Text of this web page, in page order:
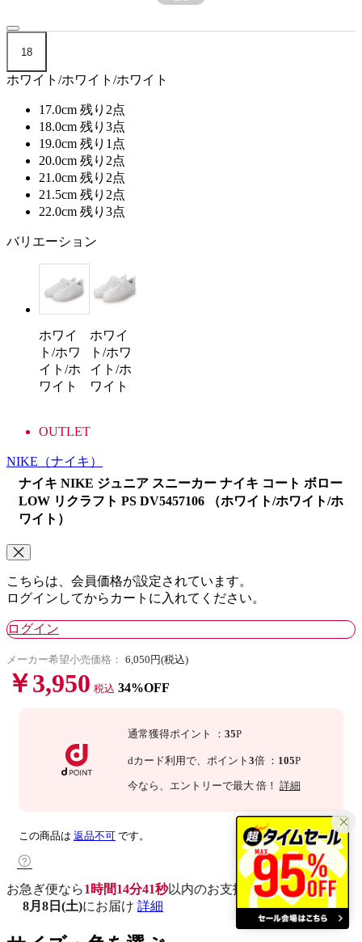
18
ホワイト/ホワイト/ホワイト
17.0cm 残り2点
18.0cm 残り3点
19.0cm 残り1点
20.0cm 残り2点
21.0cm 残り2点
21.5cm 残り2点
22.0cm 残り3点
バリエーション
ホワイ
ト/ホワ
イト/ホ
ワイト
ホワイ
ト/ホワ
イト/ホ
ワイト
OUTLET
NIKE （ナイキ）
ナイキ NIKE ジュニア スニーカー ナイキ コート ボロー
LOW リクラフト PS DV5457106 （ホワイト/ホワイト/ホ
ワイト）
こちらは、会員価格が設定されています。
ログインしてからカートに入れてください。
ログイン
メーカー希望小売価格： 6,050円(税込)
￥3,950 税込 34%OFF
通常獲得ポイント ： 35P
dカード利用で、 ポイント 3倍 ： 105P
今なら 、エントリーで最大 倍！ 詳細
この商品は 返品不可 です。
お急ぎ便なら1時間14分40秒以内のお支払いで
8月8日(土)にお届け 詳細